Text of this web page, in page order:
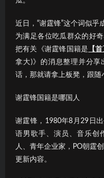
近日，“谢霆锋”这个词似乎
为满足各位吃瓜群众的好
把有关《谢霆锋国籍是 【
拿大)》的消息整理并分享
话，那就请拿上板凳，跟随
谢霆锋国籍是哪国人
谢霆锋，1980年8月29日
语男歌手、演员、音乐创
人、青年企业家，PO朝霆
更新内容。